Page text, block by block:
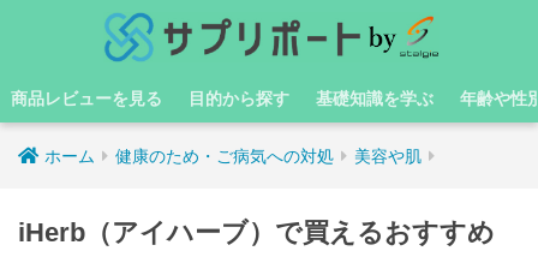
商品レビューを見る 目的から探す 基礎知識を学ぶ 年齢や性
ホーム 健康のため・ご病気への対処 美容や肌
iHerb（アイハーブ）で買えるおすすめ